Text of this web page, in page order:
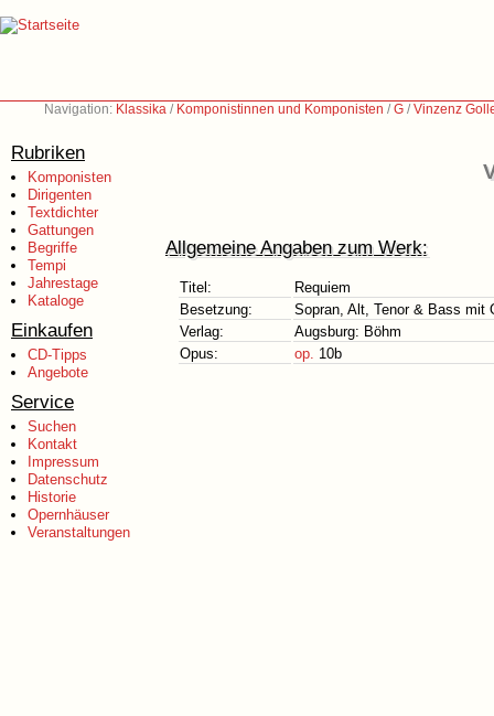
Navigation: Klassika / Komponistinnen und Komponisten /G /Vinzenz
Rubriken
Komponisten
Dirigenten
Textdichter
Gattungen
Begriffe
Tempi
Jahrestage
Kataloge
Einkaufen
CD-Tipps
Angebote
Service
Suchen
Kontakt
Impressum
Datenschutz
Historie
Opernhäuser
Veranstaltungen
Allgemeine Angaben zum Werk:
Titel:
Requiem
Besetzung:
Sopran, Alt, Tenor & Bass mit
Verlag:
Augsburg: Böhm
Opus:
op. 10b